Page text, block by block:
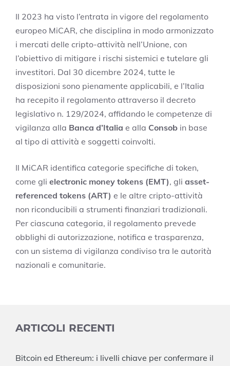
Il 2023 ha visto l’entrata in vigore del regolamento
europeo MiCAR, che disciplina in modo armonizzato
i mercati delle cripto-attività nell’Unione, con
l’obiettivo di mitigare i rischi sistemici e tutelare gli
investitori. Dal 30 dicembre 2024, tutte le
disposizioni sono pienamente applicabili, e l’Italia
ha recepito il regolamento attraverso il decreto
legislativo n. 129/2024, affidando le competenze di
vigilanza alla Banca d’Italia e alla Consob in base
al tipo di attività e soggetti coinvolti.
Il MiCAR identifica categorie specifiche di token,
come gli electronic money tokens (EMT), gli asset-
referenced tokens (ART) e le altre cripto-attività
non riconducibili a strumenti finanziari tradizionali.
Per ciascuna categoria, il regolamento prevede
obblighi di autorizzazione, notifica e trasparenza,
con un sistema di vigilanza condiviso tra le autorità
nazionali e comunitarie.
ARTICOLI RECENTI
Bitcoin ed Ethereum: i livelli chiave per confermare il